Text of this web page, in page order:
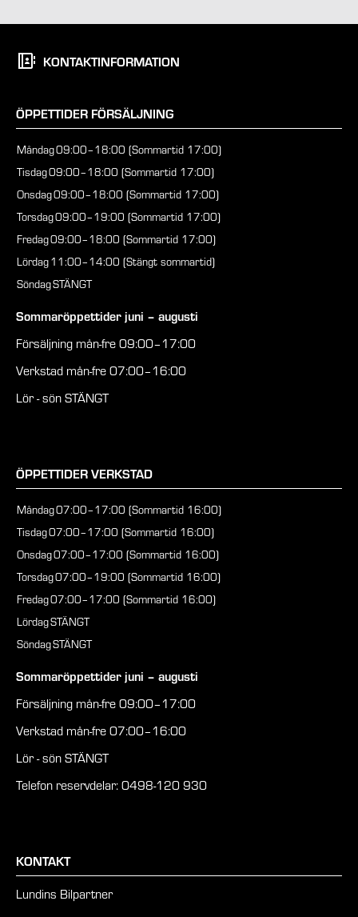
KONTAKTINFORMATION
ÖPPETTIDER FÖRSÄLJNING
Måndag09:00–18:00 (Sommartid 17:00)
Tisdag09:00–18:00 (Sommartid 17:00)
Onsdag09:00–18:00 (Sommartid 17:00)
Torsdag09:00–19:00 (Sommartid 17:00)
Fredag09:00–18:00 (Sommartid 17:00)
Lördag11:00–14:00 (Stängt sommartid)
SöndagSTÄNGT
Sommaröppettider juni – augusti
Försäljning mån-fre 09:00–17:00
Verkstad mån-fre 07:00–16:00
Lör - sön STÄNGT
ÖPPETTIDER VERKSTAD
Måndag07:00–17:00 (Sommartid 16:00)
Tisdag07:00–17:00 (Sommartid 16:00)
Onsdag07:00–17:00 (Sommartid 16:00)
Torsdag07:00–19:00 (Sommartid 16:00)
Fredag07:00–17:00 (Sommartid 16:00)
LördagSTÄNGT
SöndagSTÄNGT
Sommaröppettider juni – augusti
Försäljning mån-fre 09:00–17:00
Verkstad mån-fre 07:00–16:00
Lör - sön STÄNGT
Telefon reservdelar: 0498-120 930
KONTAKT
Lundins Bilpartner